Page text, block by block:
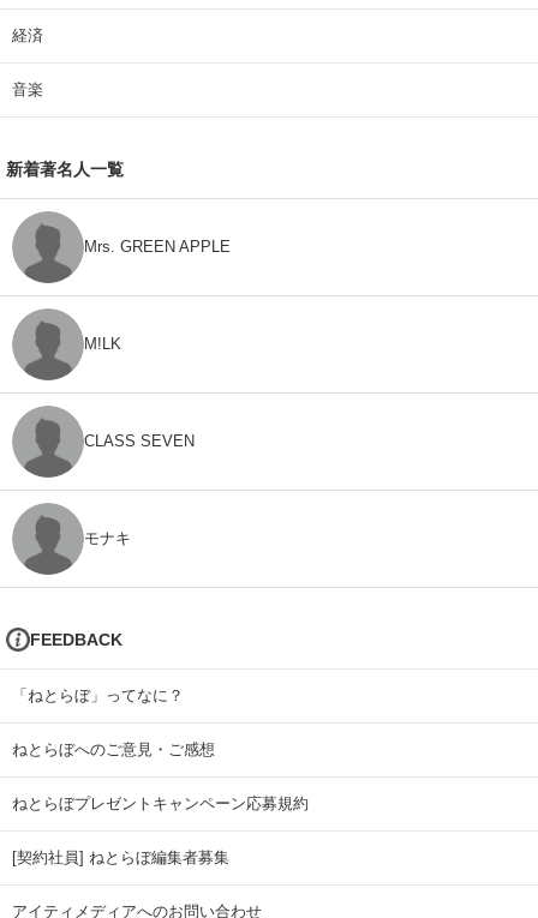
経済
音楽
新着著名人一覧
Mrs. GREEN APPLE
M!LK
CLASS SEVEN
モナキ
FEEDBACK
「ねとらぼ」ってなに？
ねとらぼへのご意見・ご感想
ねとらぼプレゼントキャンペーン応募規約
[契約社員] ねとらぼ編集者募集
アイティメディアへのお問い合わせ